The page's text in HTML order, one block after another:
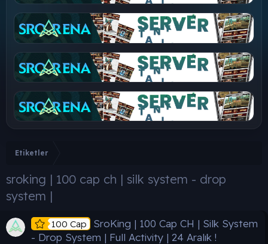
Etiketler
sroking | 100 cap ch | silk system - drop
system |
100 Cap
SroKing | 100 Cap CH | Silk System
- Drop System | Full Activity | 24 Aralık !